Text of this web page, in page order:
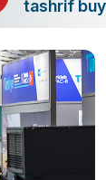
tashrif